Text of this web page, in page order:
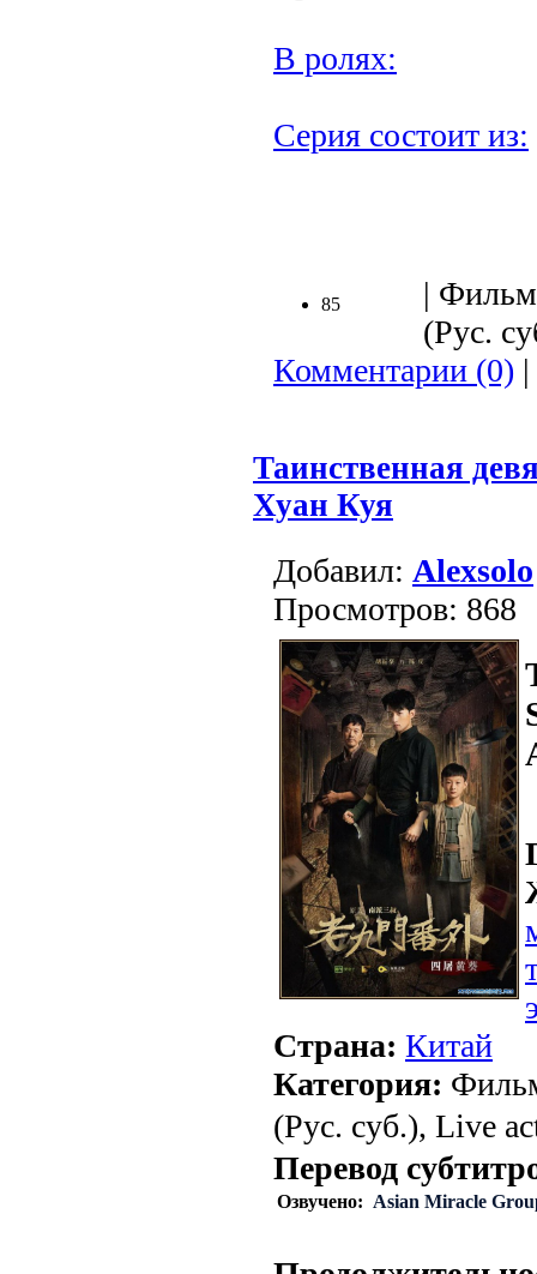
В ролях:
Серия состоит из:
85
|
(Рус.
Комментарии (0) |
Таинственная
Хуан Куя
Добавил: Alexsolo
Просмотров: 868
Страна: Китай
Категория:
(Рус. суб.), Live
Перевод
Озвучено: Asian Miracle